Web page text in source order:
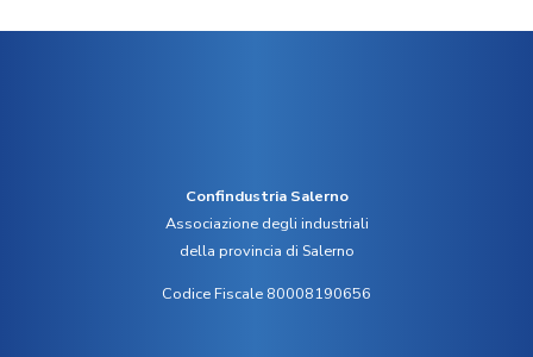
Confindustria Salerno
Associazione degli industriali
della provincia di Salerno
Codice Fiscale 80008190656